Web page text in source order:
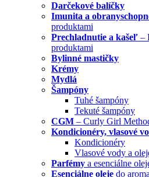
Darčekové balíčky
Imunita a
produktami
Prechladnutie a kašeľ –
produktami
Bylinné mastičky
Krémy
Mydlá
Šampóny
Tuhé šampóny
Tekuté šampóny
CGM – Curly Girl
Kondicionéry, vlasové
Kondicionéry
Vlasové vody a
Parfémy a esenciálne
Esenciálne oleje do